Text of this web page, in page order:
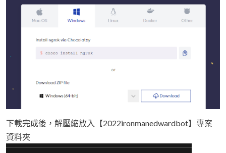
下載完成後，解壓縮放入【2022ironmanedwardbot】專案
資料夾